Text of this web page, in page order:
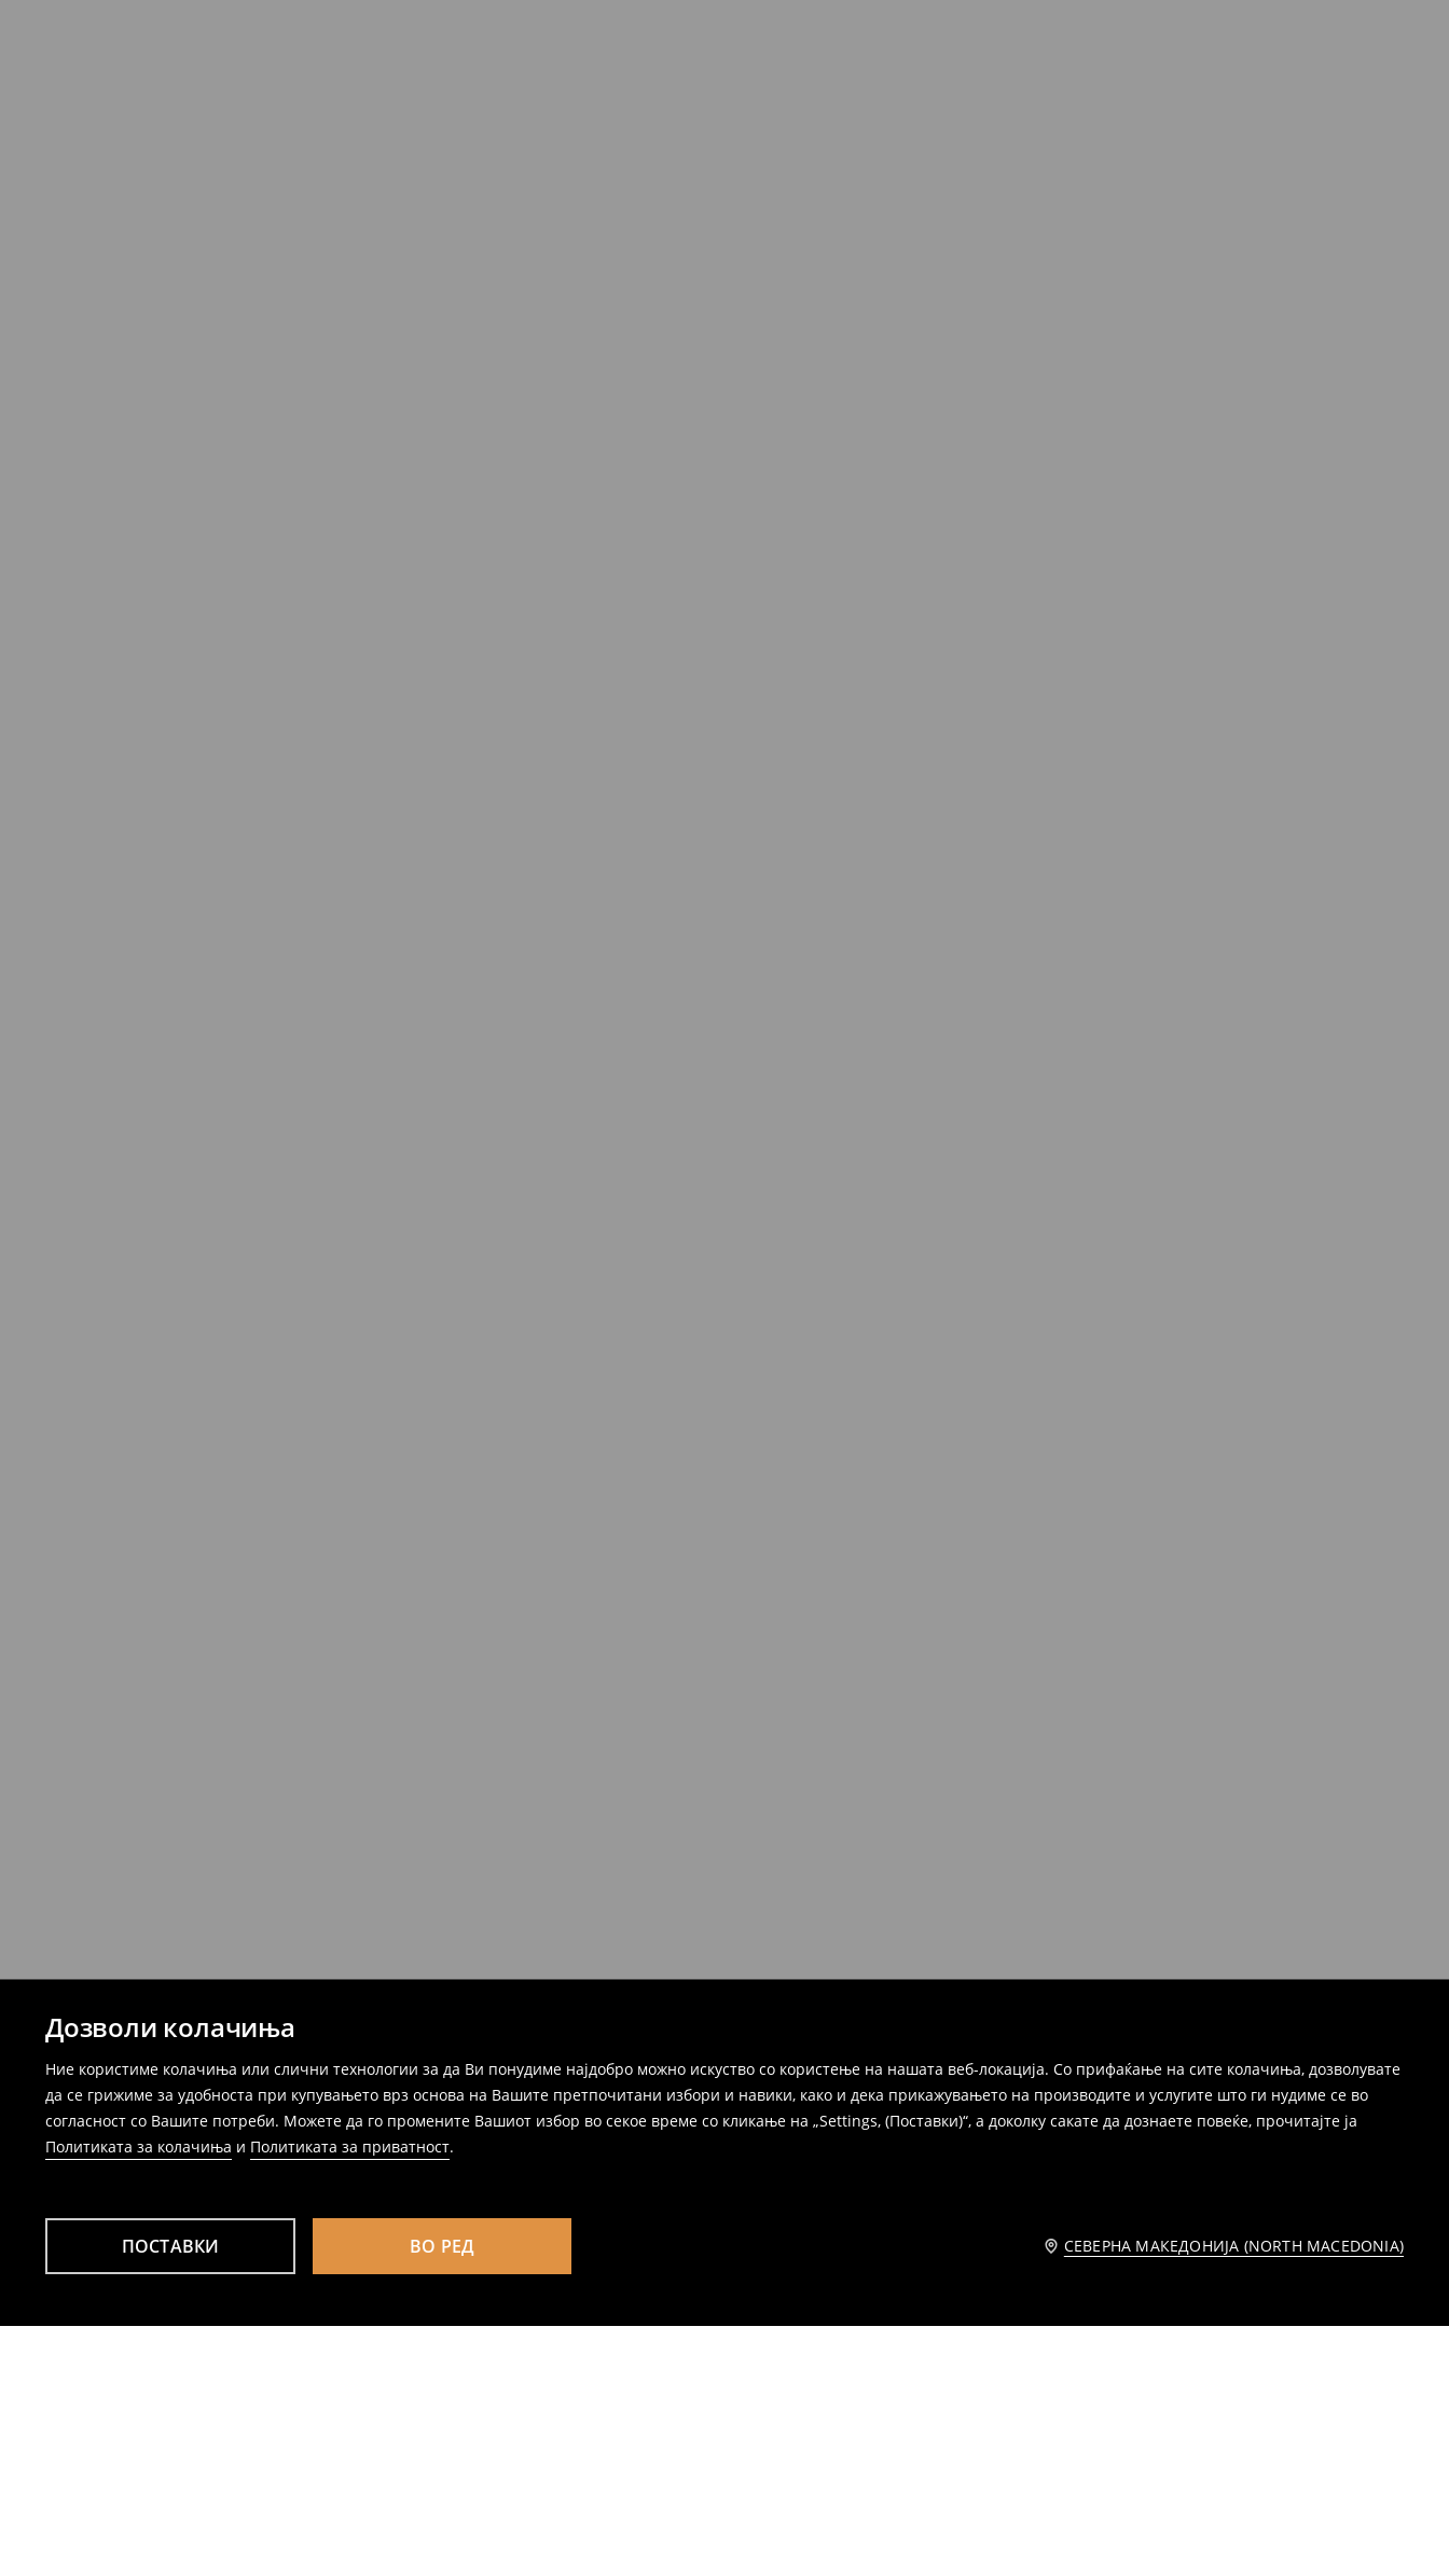
Дозволи колачиња
Ние користиме колачиња или слични технологии за да Ви понудиме најдобро можно искуство со користење на нашата веб-локација. Со прифаќање на сите колачиња, дозволувате
да се грижиме за удобноста при купувањето врз основа на Вашите претпочитани избори и навики, како и дека прикажувањето на производите и услугите што ги нудиме се во
согласност со Вашите потреби. Можете да го промените Вашиот избор во секое време со кликање на „Settings, (Поставки)“, а доколку сакате да дознаете повеќе, прочитајте ја
Политиката за колачиња и Политиката за приватност.
ПОСТАВКИ ВО РЕД СЕВЕРНА МАКЕДОНИЈА (NORTH MACEDONIA)